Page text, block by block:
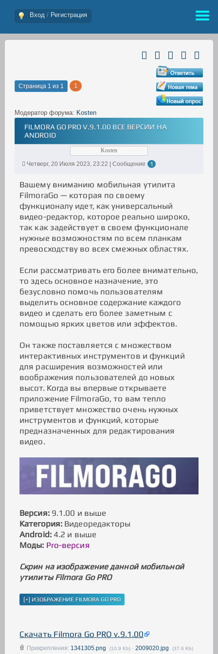
Вход / Регистрация
Страница 1 из 1 1
Модератор форума: Kosten
FILMORA GO PRO V.9.1.00 ВСЕ ВЕРСИИ НА
ANDROID
Kosten
Четверг, 20 Июля 2023, 23:22 | Сообщение
1
Вашему вниманию мобильная утилита
FilmoraGo — которая по своему
функционалу идет, как универсальный
видео-редактор, которое реально широко,
так как задействует в своем функционале
нужные возможностям по всем планкам
превосходству во всех смежных областях.
Если рассматривать его более внимательно,
то здесь основное назначение, это
безусловно помочь пользователям
выделить основное содержание каждого
видео и сделать его более заметным с
помощью ярких цветов или эффектов.
Он также поставляется с множеством
интерактивных инструментов и функций
для расширения возможностей или
воображения пользователей до новых
высот. Когда вы впервые открываете
приложение FilmoraGo, то вам тепло
приветствует множество очень нужных
инструментов и функций, которые
предназначенных для редактирования
видео.
Версия:9.1.00 и выше
Категория: Видеоредакторы
Android:4.2 и выше
Моды: Pro-версия
Скрин на изображение данной мобильной
утилиты Filmora Go PRO
Скачать Filmora Go PRO v.9.1.00
Прикрепления: 1341305.png (10.9 Kb) · 2009020.jpg (37.6 Kb)